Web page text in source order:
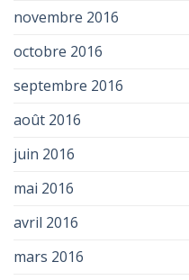
novembre 2016
octobre 2016
septembre 2016
août 2016
juin 2016
mai 2016
avril 2016
mars 2016